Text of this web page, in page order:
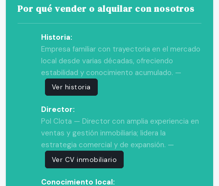
Por qué vender o alquilar con nosotros
Historia:
Empresa familiar con trayectoria en el mercado
local desde varias décadas, ofreciendo
estabilidad y conocimiento acumulado. —
Ver historia
Director:
Pol Clota — Director con amplia experiencia en
ventas y gestión inmobiliaria; lidera la
estrategia comercial y de expansión. —
Ver CV inmobiliario
Conocimiento local: